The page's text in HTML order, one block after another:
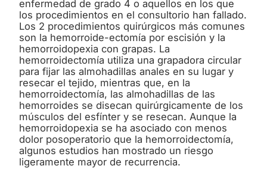
enfermedad de grado 4 o aquellos en los que
los procedimientos en el consultorio han fallado.
Los 2 procedimientos quirúrgicos más comunes
son la hemorroide-ectomía por escisión y la
hemorroidopexia con grapas. La
hemorroidectomía utiliza una grapadora circular
para fijar las almohadillas anales en su lugar y
resecar el tejido, mientras que, en la
hemorroidectomía, las almohadillas de las
hemorroides se disecan quirúrgicamente de los
músculos del esfínter y se resecan. Aunque la
hemorroidopexia se ha asociado con menos
dolor posoperatorio que la hemorroidectomía,
algunos estudios han mostrado un riesgo
ligeramente mayor de recurrencia.